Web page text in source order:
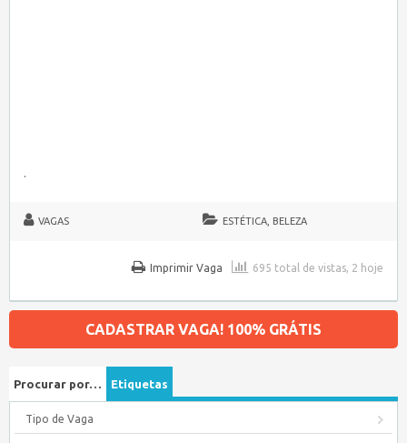
.
VAGAS ESTÉTICA, BELEZA
695 total de vistas, 2 hoje
Imprimir Vaga
CADASTRAR VAGA! 100% GRÁTIS
Procurar por… Etiquetas
Tipo de Vaga